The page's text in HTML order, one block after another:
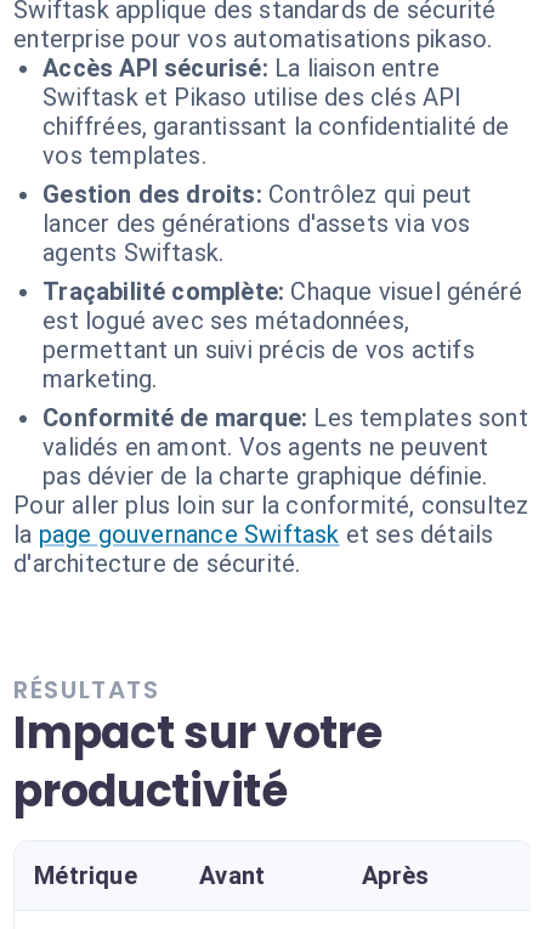
Swiftask applique des standards de sécurité
enterprise pour vos automatisations pikaso.
Accès API sécurisé: La liaison entre
Swiftask et Pikaso utilise des clés API
chiffrées, garantissant la confidentialité de
vos templates.
Gestion des droits: Contrôlez qui peut
lancer des générations d'assets via vos
agents Swiftask.
Traçabilité complète: Chaque visuel généré
est logué avec ses métadonnées,
permettant un suivi précis de vos actifs
marketing.
Conformité de marque: Les templates sont
validés en amont. Vos agents ne peuvent
pas dévier de la charte graphique définie.
Pour aller plus loin sur la conformité, consultez
la page gouvernance Swiftask et ses détails
d'architecture de sécurité.
RÉSULTATS
Impact sur votre
productivité
Métrique Avant Après